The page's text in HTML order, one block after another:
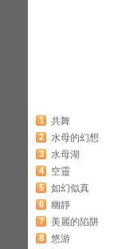
1 共舞
2 水母的幻想
3 水母湖
4 空靈
5 如幻似真
6 幽靜
7 美麗的陷阱
8 悠游